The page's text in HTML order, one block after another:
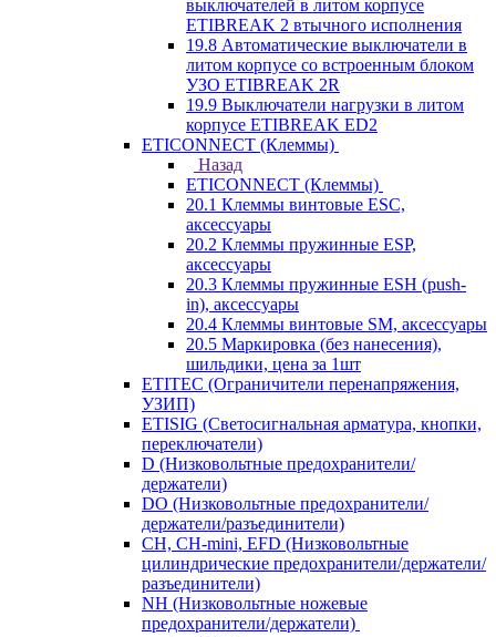
выключателей в литом корпусе
ETIBREAK 2 втычного исполнения
19.8 Автоматические выключатели в
литом корпусе со встроенным блоком
УЗО ETIBREAK 2R
19.9 Выключатели нагрузки в литом
корпусе ETIBREAK ED2
ETICONNECT (Клеммы)
Назад
ETICONNECT (Клеммы)
20.1 Клеммы винтовые ESC,
аксессуары
20.2 Клеммы пружинные ESP,
аксессуары
20.3 Клеммы пружинные ESH (push-
in), аксессуары
20.4 Клеммы винтовые SM, аксессуары
20.5 Маркировка (без нанесения),
шильдики, цена за 1шт
ETITEC (Ограничители перенапряжения,
УЗИП)
ETISIG (Светосигнальная арматура, кнопки,
переключатели)
D (Низковольтные предохранители/
держатели)
DO (Низковольтные предохранители/
держатели/разъединители)
CH, CH-mini, EFD (Низковольтные
цилиндрические предохранители/держатели/
разъединители)
NH (Низковольтные ножевые
предохранители/держатели)